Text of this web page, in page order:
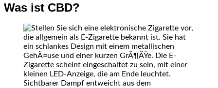
W‬as i‬st CBD?